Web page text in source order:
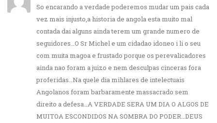
So encarando a verdade poderemos mudar um pais cada
vez mais injusto,a historia de angola esta muito mal
contada dai alguns ainda terem um grande numero de
seguidores…O Sr Michel e um cidadao idoneo i li o seu
com muita magoa e frustado porque os perevalicadores
ainda nao foram a juizo e nem desculpas cinceras fora
proferidas…Na quele dia mihlares de intelectuais
Angolanos foram barbaramente massacrado sem
direito a defesa…A VERDADE SERA UM DIA O ALGOS DE
MUITOA ESCONDIDOS NA SOMBRA DO PODER…DEUS